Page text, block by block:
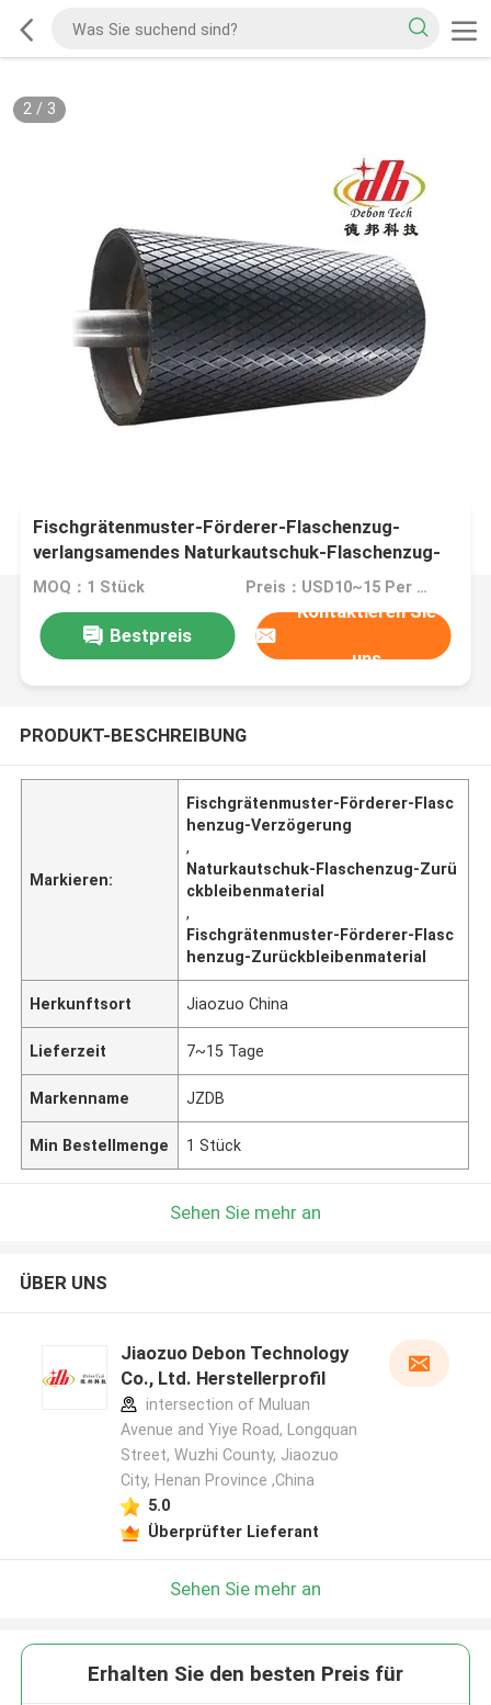
2/ 3
Fischgrätenmuster-Förderer-Flaschenzug-
verlangsamendes Naturkautschuk-Flaschenzug-
Zurückbleibenmaterial
MOQ：1 Stück Preis：USD10~15 Per Unit
Bestpreis
Kontaktieren Sie
uns
PRODUKT-BESCHREIBUNG
Markieren:
Fischgrätenmuster-Förderer-Flasc
henzug-Verzögerung
,
Naturkautschuk-Flaschenzug-Zurü
ckbleibenmaterial
,
Fischgrätenmuster-Förderer-Flasc
henzug-Zurückbleibenmaterial
Herkunftsort Jiaozuo China
Lieferzeit 7~15 Tage
Markenname JZDB
Min Bestellmenge 1 Stück
Sehen Sie mehr an
ÜBER UNS
Jiaozuo Debon Technology
Co., Ltd. Herstellerprofil
intersection of Muluan
Avenue and Yiye Road, Longquan
Street, Wuzhi County, Jiaozuo
City, Henan Province ,China
5.0
Überprüfter Lieferant
Sehen Sie mehr an
Erhalten Sie den besten Preis für